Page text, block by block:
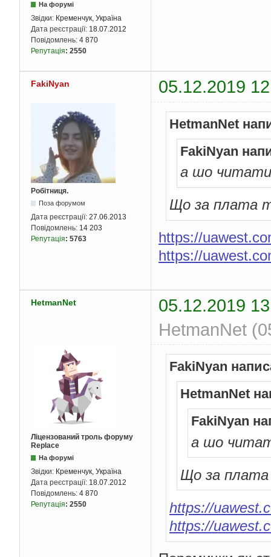
На форумі
Звідки: Кременчук, Україна
Дата реєстрації: 18.07.2012
Повідомлень: 4 870
Репутація: 2550
FakiNyan 05.12.2019
Робітниця.
Поза форумом
Дата реєстрації: 27.06.2013
Повідомлень: 14 203
Репутація: 5763
HetmanNet
FakiNyan
а шо
Що за плата
https://
https://
HetmanNet
05.12.2019
HetmanNet
Ліцензований троль форуму
Replace
На форумі
Звідки: Кременчук, Україна
Дата реєстрації: 18.07.2012
Повідомлень: 4 870
Репутація: 2550
FakiNyan
HetmanNet
FakiNyan
а шо
Що за
https://
https://